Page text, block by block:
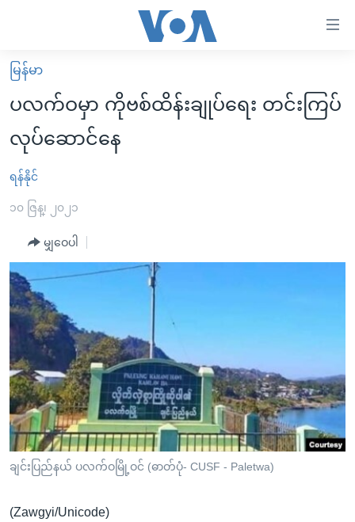
လွယ်ကူ
စေ
သည့်
Link
များ
ပင်မ
ကျော်
ကြည့်
ရန်
ပင်မ
အ
ညွန်း
စာမျက်နှာ
သို့
ကျော်
ကြည့်
ရှာဖွေ
မူလစာမျက်နှာ
မြန်မာ
ကမ္ဘာ့သတင်းများ
နိုင်ငံတကာ
အမေရိကန်
အစ္စရေး-ပါလက်စတိုင်း
ဗွီဒီယို
သတင်းလွတ်လပ်ခွင့်
အင်္ဂလိပ်စာလေ့လာမယ်
အမေရိကန်သုံးအီဒီယံ
မကြေးမုံရဲ့ အင်္ဂလိပ်စာ
ရုပ်ရှင်ထဲက အင်္ဂလိပ်စာ
သုတပဒေသာ အင်္ဂလိပ်စာ
အပတ်စဉ်ကဏ္ဍများ
ရေဒီယို
တီဗွီ
ရေဒီယိုနှင့်ရုပ်သံ အချက်အလက်များ
ရေဒီယို/တီဗွီအစီအစဉ်
Learning English
ဗွီအိုအေ လူမှုကွန်ယက်များ
မြန်မာ
ပလက်ဝမှာ ကိုဗစ်ထိန်းချုပ်ရေး တင်းကြပ်
လုပ်ဆောင်နေ
ရန်နိုင်
၁၀ ဇြန္၊ ၂၀၂၁
မျှဝေပါ
ချင်းပြည်နယ် ပလက်ဝမြို့ဝင် (ဓာတ်ပုံ- CUSF - Paletwa)
(Zawgyi/Unicode)